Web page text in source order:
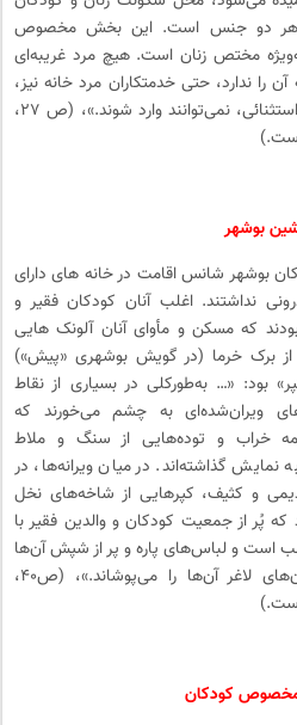
هر دو جنس است. این­ بخش مخصوص
مختص زنان است. هیچ مرد غریبه­‌ای
آن را ندارد، حتی خدمتکاران مرد خانه نیز،
جز در موارد استثنائی، نمی‌توانند وارد شوند.»، (ص ۲۷،
بوشهر
بوشهر شانس اقامت در خانه های دارای
نداشتند. اغلب آنان کودکان فقیر و
که مسکن و مأوای آنان آلونک ­هایی
برک خرما (در گویش بوشهری «پیش»)
بود: «… به‌طورکلی در بسیاری از نقاط
ویران‌شده‌ای به ­چشم می‌خورند که
خراب و توده‌هایی از سنگ و ملاط
نمایش گذاشته‌اند. در میان ویرانه‌ها، در
و کثیف، کپر‌هایی از شاخه‌های نخل
پُر از جمعیت کودکان و والدین فقیر با
است و لباس‌های پاره و پر از شپش آن‌ها
به‌زحمت بدن‌های لاغر آن‌ها را می‌پوشاند.»، (ص۴۰،
کودکان